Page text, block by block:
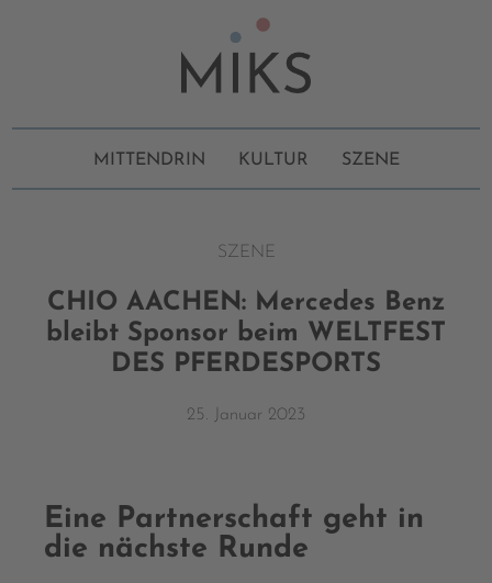
MITTENDRIN KULTUR SZENE
SZENE
CHIO AACHEN: Mercedes Benz
bleibt Sponsor beim WELTFEST
DES PFERDESPORTS
25. Januar 2023
Eine Partnerschaft geht in
die nächste Runde